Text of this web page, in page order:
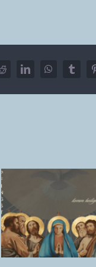
RedditLinkedInWhatsApp